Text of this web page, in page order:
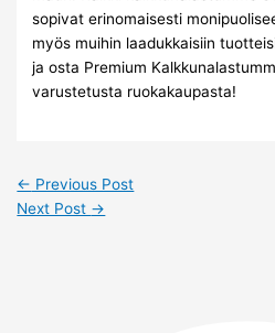
sopivat erinomaisesti
myös muihin laadukkaisiin
ja osta Premium
varustetusta ruokakaupasta!
← Previous Post
Next Post →